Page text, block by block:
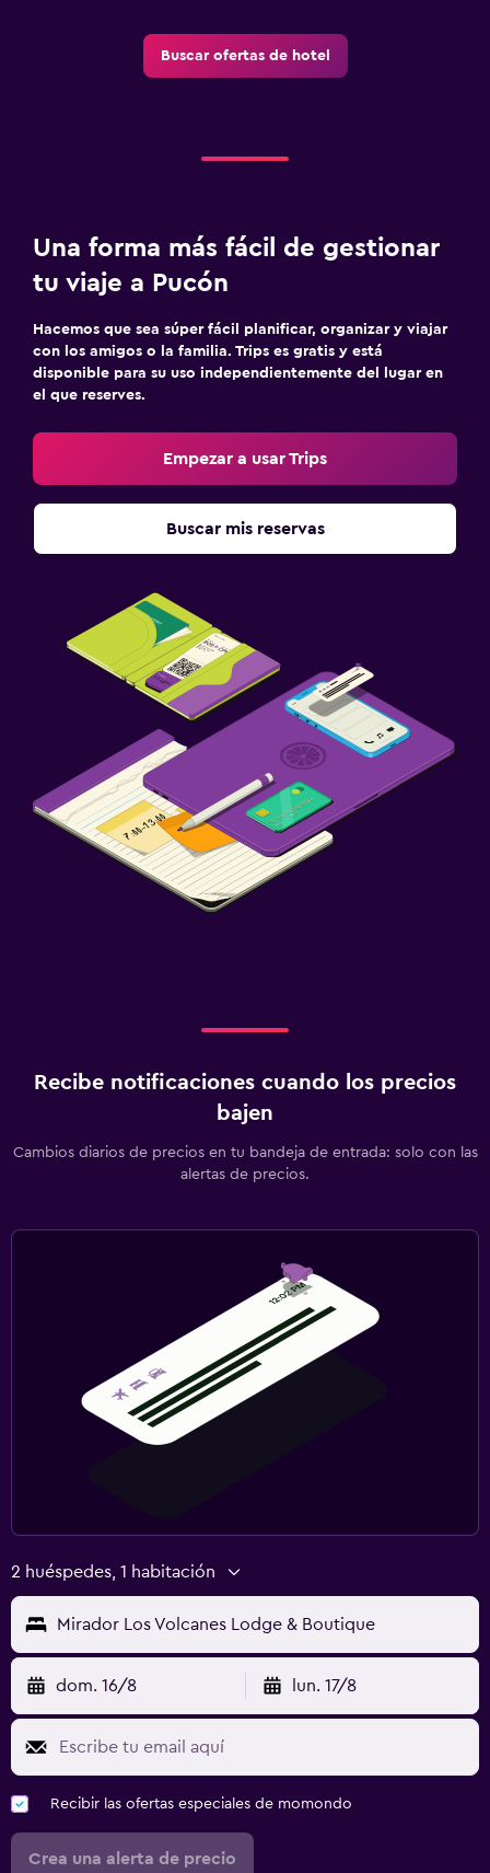
Mascotas permitidas bajo consulta (pueden aplicar cargos
Jardín
Terraza/patio
Terraza
Salud y seguridad
Limpieza diaria
Cámaras CCTV en zonas comunes
Cámaras CCTV en el exterior
Seguridad las 24 horas
Estacionamiento y transporte
Traslado al aeropuerto (con cargos)
Estacionamiento gratuito
Estacionamiento privado
Servicio de traslado (cargo adicional)
Secador de pelo
Enchufe cerca de la cama
Perchero
Servicios de lavandería/tintorería
Zona de trabajo
Caja fuerte para laptops
Buscar ofertas de hotel
Una forma más fácil de gestionar
tu viaje a Pucón
Hacemos que sea súper fácil planificar, organizar y viajar
con los amigos o la familia. Trips es gratis y está
disponible para su uso independientemente del lugar en
el que reserves.
Empezar a usar Trips
Buscar mis reservas
Recibe notificaciones cuando los precios
bajen
Cambios diarios de precios en tu bandeja de entrada: solo con las
alertas de precios.
2 huéspedes, 1 habitación
Mirador Los Volcanes Lodge & Boutique
dom. 16/8 lun. 17/8
Recibir las ofertas especiales de momondo
Crea una alerta de precio